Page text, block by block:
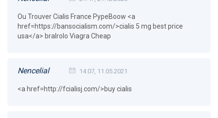
Ou Trouver Cialis France PypeBoow <a
href=https://bansocialism.com/>cialis 5 mg best price
usa</a> bralrolo Viagra Cheap
Nencelial 14:07, 11.05.2021
<a href=http://fcialisj.com/>buy cialis